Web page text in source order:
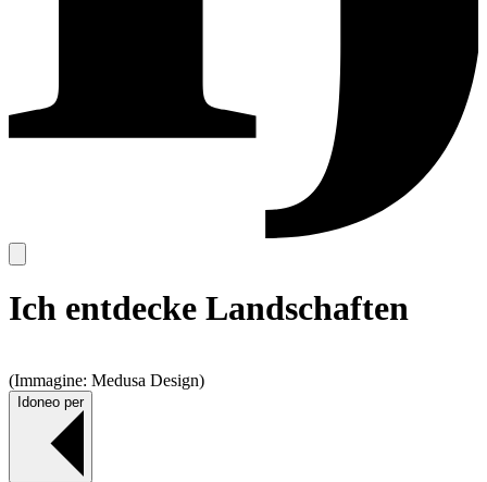
Ich entdecke Landschaften
(Immagine: Medusa Design)
Idoneo per